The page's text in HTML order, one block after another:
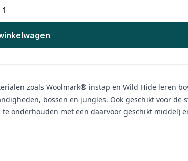
zoals Woolmark® instap en Wild Hide leren
bossen en jungles. Ook geschikt voor de
onderhouden met een daarvoor geschikt middel)